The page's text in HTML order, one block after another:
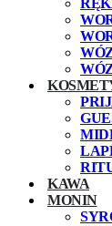
KAWA
MONIN